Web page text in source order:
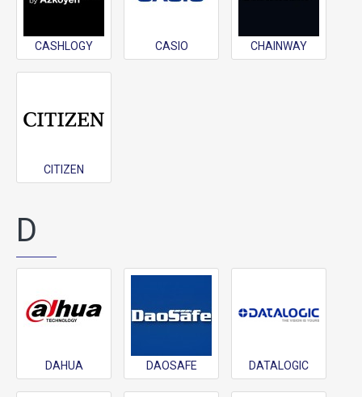
CASHLOGY CASIO CHAINWAY
CITIZEN
D
DAHUA DAOSAFE DATALOGIC